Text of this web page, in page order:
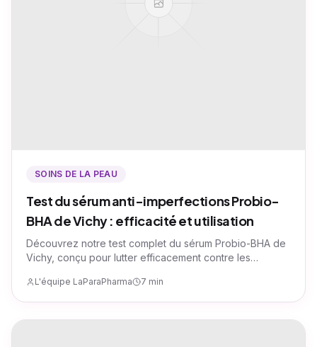
SOINS DE LA PEAU
Test du sérum anti-imperfections Probio-
BHA de Vichy : efficacité et utilisation
Découvrez notre test complet du sérum Probio-BHA de
Vichy, conçu pour lutter efficacement contre les
mode d'application, résultats cliniques et avis vérifiés
des utilisateurs.
L'équipe LaParaPharma 7 min